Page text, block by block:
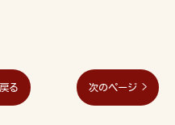
る 次のページ >